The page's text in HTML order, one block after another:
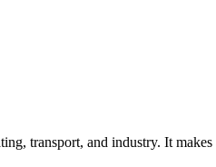
transport, and industry. It